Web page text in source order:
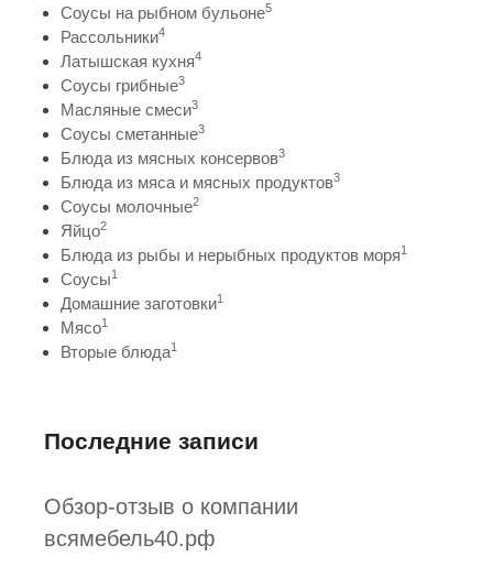
Соусы на рыбном бульоне5
Рассольники4
Латышская кухня4
Соусы грибные3
Масляные смеси3
Соусы сметанные3
Блюда из мясных консервов3
Блюда из мяса и мясных продуктов3
Соусы молочные2
Яйцо2
Блюда из рыбы и нерыбных продуктов моря1
Соусы1
Домашние заготовки1
Мясо1
Вторые блюда1
Последние записи
Обзор-отзыв о компании
всямебель40.рф